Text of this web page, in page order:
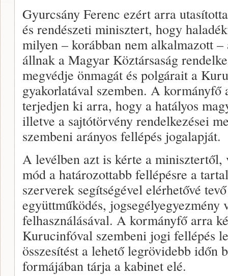
Gyurcsány Ferenc ezért arra
és rendészeti minisztert, hogy
milyen – korábban nem alkalmazott –
állnak a Magyar Köztársaság
megvédje önmagát és polgárait a
gyakorlatával szemben. A kormányfő
terjedjen ki arra, hogy a hatályos
illetve a sajtótörvény rendelkezései
szembeni arányos fellépés jogalapját.
A levélben azt is kérte a minisztertől,
mód a határozottabb fellépésre a
szerverek segítségével elérhetővé
együttműködés, jogsegélyegyezmény
felhasználásával. A kormányfő arra
Kurucinfóval szembeni jogi fellépés
összesítést a lehető legrövidebb időn
formájában tárja a kabinet elé.